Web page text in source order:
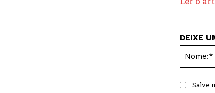
DEIXE
Salve